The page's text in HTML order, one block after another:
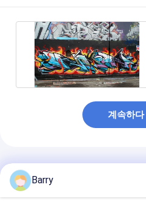
계속하다
추천된 제품
Barry